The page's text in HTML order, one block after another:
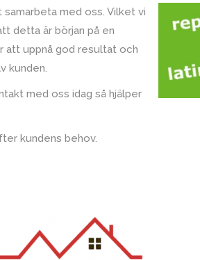
med oss. Vilket vi
detta är början på en
att uppnå god resultat och
kunden.
med oss idag så hjälper
kundens behov.